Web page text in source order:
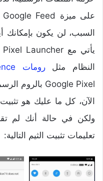
السبب، لن يكون بإمكانك
النظام مثلرومات Pixel Experience
Google Pixel بالروم الرسمي بالطبع.
ولكن في حالة أنك لم
تعليمات تثبيت الثيم التالية: